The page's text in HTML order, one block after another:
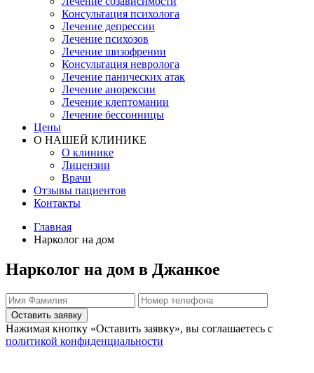
Консультация психолога
Лечение депрессии
Лечение психозов
Лечение шизофрении
Консультация невролога
Лечение панических атак
Лечение анорексии
Лечение клептомании
Лечение бессонницы
Цены
О НАШЕЙ КЛИНИКЕ
О клинике
Лицензии
Врачи
Отзывы пациентов
Контакты
Главная
Нарколог на дом
Нарколог на дом в Джанкое
Оставить заявку
Нажимая кнопку «Оставить заявку», вы соглашаетесь с
политикой конфиденциальности